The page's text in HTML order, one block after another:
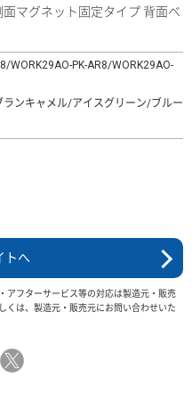
面マグネット固定タイプ 背面ベ
WORK29AO-PK-AR8/WORK29AO-
ンキャメル/アイスグリーン/ブルー
トへ
アフターサービス等の対応は製造元・販売
くは、製造元・販売元にお問い合わせいた